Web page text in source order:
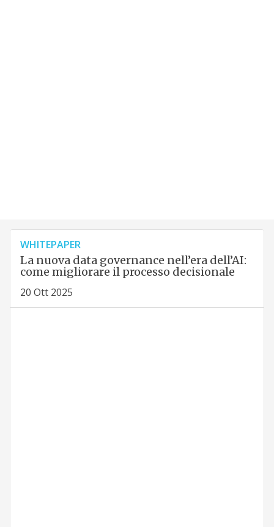
WHITEPAPER
La nuova data governance nell’era dell’AI:
come migliorare il processo decisionale
20 Ott 2025